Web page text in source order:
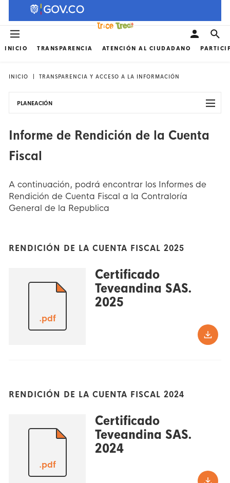
INICIO TRANSPARENCIA ATENCIÓN AL CIUDADANO
INICIO TRANSPARENCIA Y ACCESO A LA INFORMACIÓN
PLANEACIÓN
Informe de Rendición de la Cuenta
Fiscal
A continuación, podrá encontrar los Informes de
Rendición de Cuenta Fiscal a la Contraloría
General de la Republica
RENDICIÓN DE LA CUENTA FISCAL 2025
.pdf
Certificado
Teveandina SAS.
2025
RENDICIÓN DE LA CUENTA FISCAL 2024
.pdf
Certificado
Teveandina SAS.
2024